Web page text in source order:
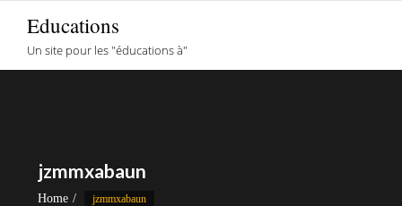
content
Educations
Un site pour les "éducations à"
jzmmxabaun
Home jzmmxabaun